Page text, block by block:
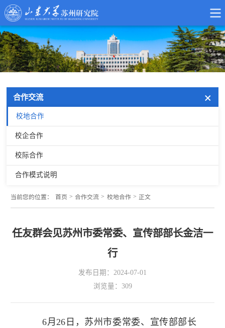
合作交流
校地合作
校企合作
校际合作
合作模式说明
当前您的位置： 首页 > 合作交流 > 校地合作 > 正文
任友群会见苏州市委常委、宣传部部长金洁一
行
发布日期：2024-07-01
浏览量： 309
6月26日，苏州市委常委、宣传部部长